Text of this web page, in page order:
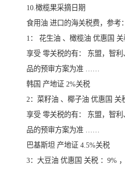
10.橄榄果采摘日期
食用油 进口的海关税费，参考：
1： 花生油 、橄榄油 优惠国
享受 零关税的有： 东盟，智
品的预审方案为准 ……
韩国 产地证 2%关税
2：菜籽油 、椰子油 优惠国 关
享受 零关税的有： 东盟，智
品的预审方案为准 ……
巴基斯坦 产地证 4.5%关税
3：大豆油 优惠国 关税 ：9%